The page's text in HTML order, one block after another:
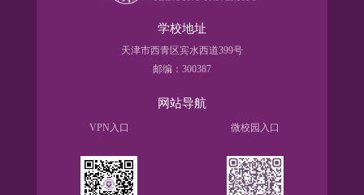
学校地址
天津市西青区宾水西道399号
邮编：300387
网站导航
VPN入口 微校园入口